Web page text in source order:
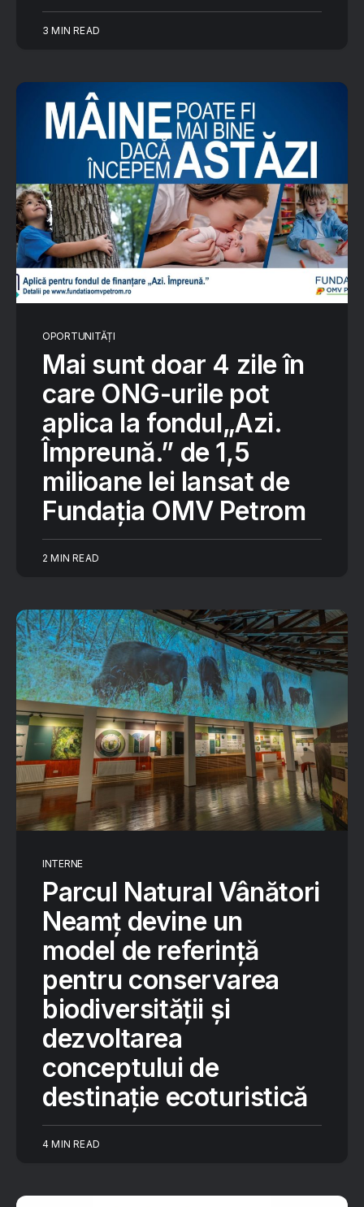
3 MIN READ
OPORTUNITĂȚI
Mai sunt doar 4 zile în
care ONG-urile pot
aplica la fondul„Azi.
Împreună.” de 1,5
milioane lei lansat de
Fundația OMV Petrom
2 MIN READ
INTERNE
Parcul Natural Vânători
Neamț devine un
model de referință
pentru conservarea
biodiversității și
dezvoltarea
conceptului de
destinație ecoturistică
4 MIN READ